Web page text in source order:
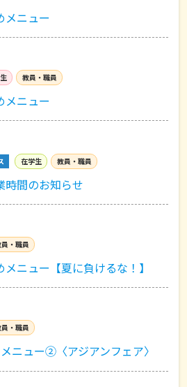
メニュー
教員・職員
メニュー
在学生 教員・職員
時間のお知らせ
・職員
メニュー【夏に負けるな！】
・職員
ニュー②〈アジアンフェア〉